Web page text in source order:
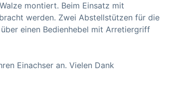
montiert. Beim Einsatz mit
werden. Zwei Abstellstützen für die
einen Bedienhebel mit Arretiergriff
Einachser an. Vielen Dank